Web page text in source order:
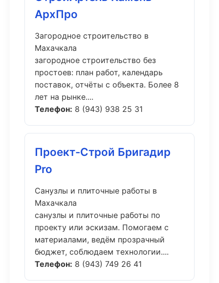
АрхПро
Загородное строительство в
Махачкала
загородное строительство без
простоев: план работ, календарь
поставок, отчёты с объекта. Более 8
лет на рынке....
Телефон: 8 (943) 938 25 31
Проект-Строй Бригадир
Pro
Санузлы и плиточные работы в
Махачкала
санузлы и плиточные работы по
проекту или эскизам. Помогаем с
материалами, ведём прозрачный
бюджет, соблюдаем технологии....
Телефон: 8 (943) 749 26 41